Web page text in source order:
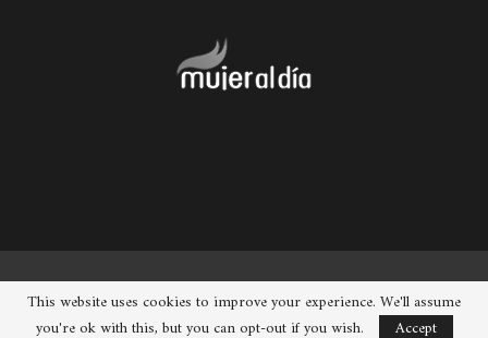
© 2026 - Chueca. Todos los derechos reservados.
This website uses cookies to improve your experience. We'll assume
you're ok with this, but you can opt-out if you wish.
Accept